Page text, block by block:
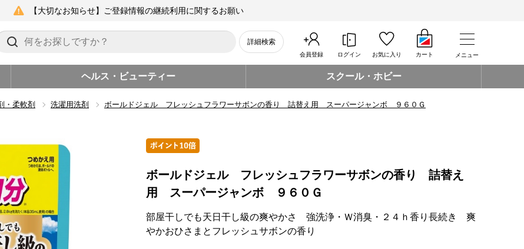
【大切なお知らせ】ご登録情報の継続利用に関するお願い
詳細検索
会員登録 ログイン お気に入り カート メニュー
ヘルス・ビューティー スクール・ホビー
・柔軟剤 洗濯用洗剤 ボールドジェル フレッシュフラワーサボンの香り 詰替え用 スーパージャンボ ９６０Ｇ
ボールドジェル フレッシュフラワーサボンの香り 詰替え
用 スーパージャンボ ９６０Ｇ
部屋干しでも天日干し級の爽やかさ 強洗浄・Ｗ消臭・２４ｈ香り長続き 爽
やかおひさまとフレッシュサボンの香り